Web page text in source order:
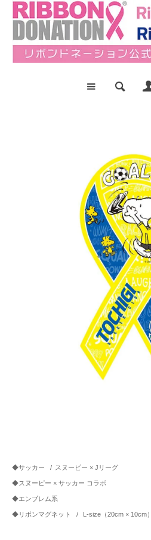
◆サッカー / スヌーピー × Jリーグ
◆スヌーピー × サッカー コラボ
◆エンブレム系
◆リボンマグネット / L-size（20cm × 10cm）